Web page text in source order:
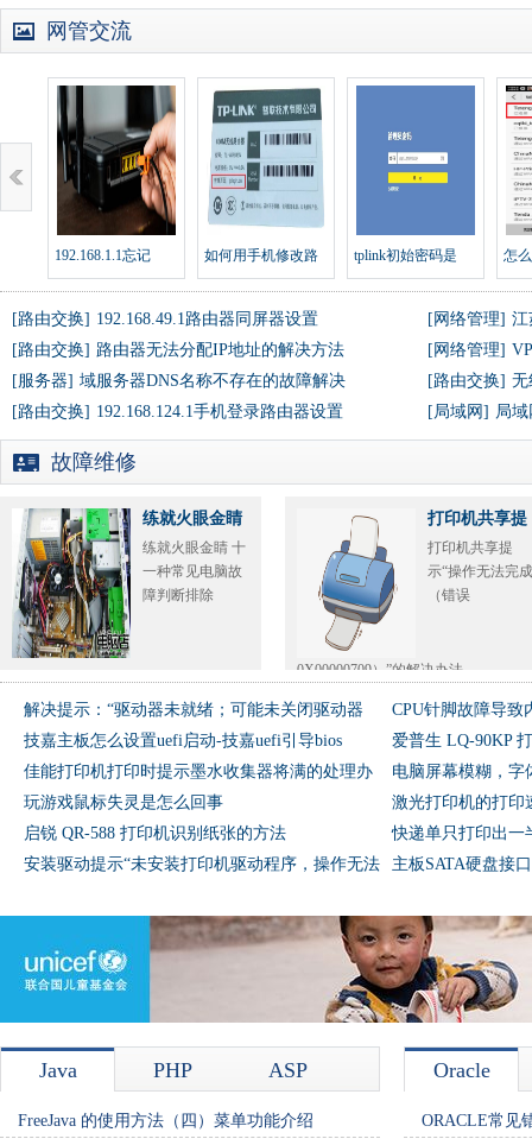
网管交流
192.168.1.1忘记 如何用手机修改路 tplink初始密码是 怎
[路由交换] 192.168.49.1路由器同屏器设置 [网络管理] 江
[路由交换] 路由器无法分配IP地址的解决方法 [网络管理]
[服务器] 域服务器DNS名称不存在的故障解决 [路由交换] 无
[路由交换] 192.168.124.1手机登录路由器设置 [局域网] 局
故障维修
练就火眼金睛
十一种常见电
脑故障判断排
练就火眼金睛 十
一种常见电脑故
障判断排除
打印机共享提
示“操作无法
完成（错误
0X00000
打印机共享提
示“操作无法完成
（错误
0X00000709）”的解决办法
解决提示：“驱动器未就绪；可能未关闭驱动器
技嘉主板怎么设置uefi启动-技嘉uefi引导bios
佳能打印机打印时提示墨水收集器将满的处理办
玩游戏鼠标失灵是怎么回事
启锐 QR-588 打印机识别纸张的方法
安装驱动提示“未安装打印机驱动程序，操作无法
CPU针脚故障导致
爱普生 LQ-90KP
电脑屏幕模糊，字
激光打印机的打印
快递单只打印出一
主板SATA硬盘接
Java PHP ASP
FreeJava 的使用方法（四）菜单功能介绍
Oracle
ORACLE常见